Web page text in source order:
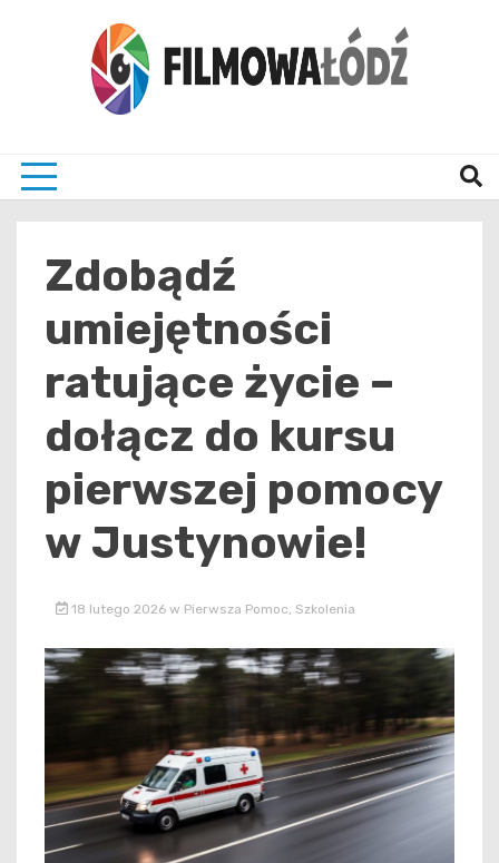
Zdobądź
umiejętności
ratujące życie –
dołącz do kursu
pierwszej pomocy
w Justynowie!
18 lutego 2026 w Pierwsza Pomoc Szkolenia